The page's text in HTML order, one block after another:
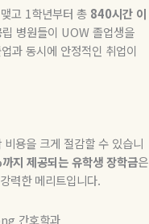
고 1학년부터 총 840시간 이
병원들이 UOW졸업생을
과 동시에 안정적인 취업이
비용을 크게 절감할 수 있습니
까지 제공되는유학생장학금은
력한 메리트입니다.